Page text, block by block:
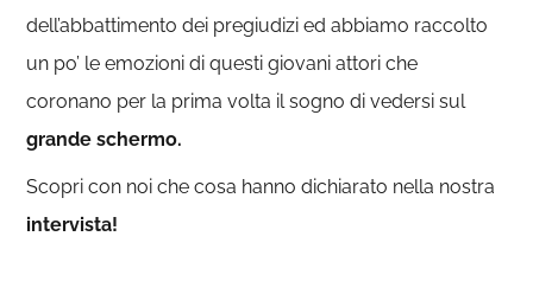
dell’abbattimento dei pregiudizi ed abbiamo raccolto
un po’ le emozioni di questi giovani attori che
coronano per la prima volta il sogno di vedersi sul
grande schermo.
Scopri con noi che cosa hanno dichiarato nella nostra
intervista!